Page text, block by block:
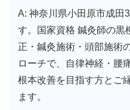
A: 神奈川県小田原市成田
す。国家資格 鍼灸師の黒
正・鍼灸施術・頭部施術
ローチで、自律神経・腰
根本改善を目指す方とご
ます。